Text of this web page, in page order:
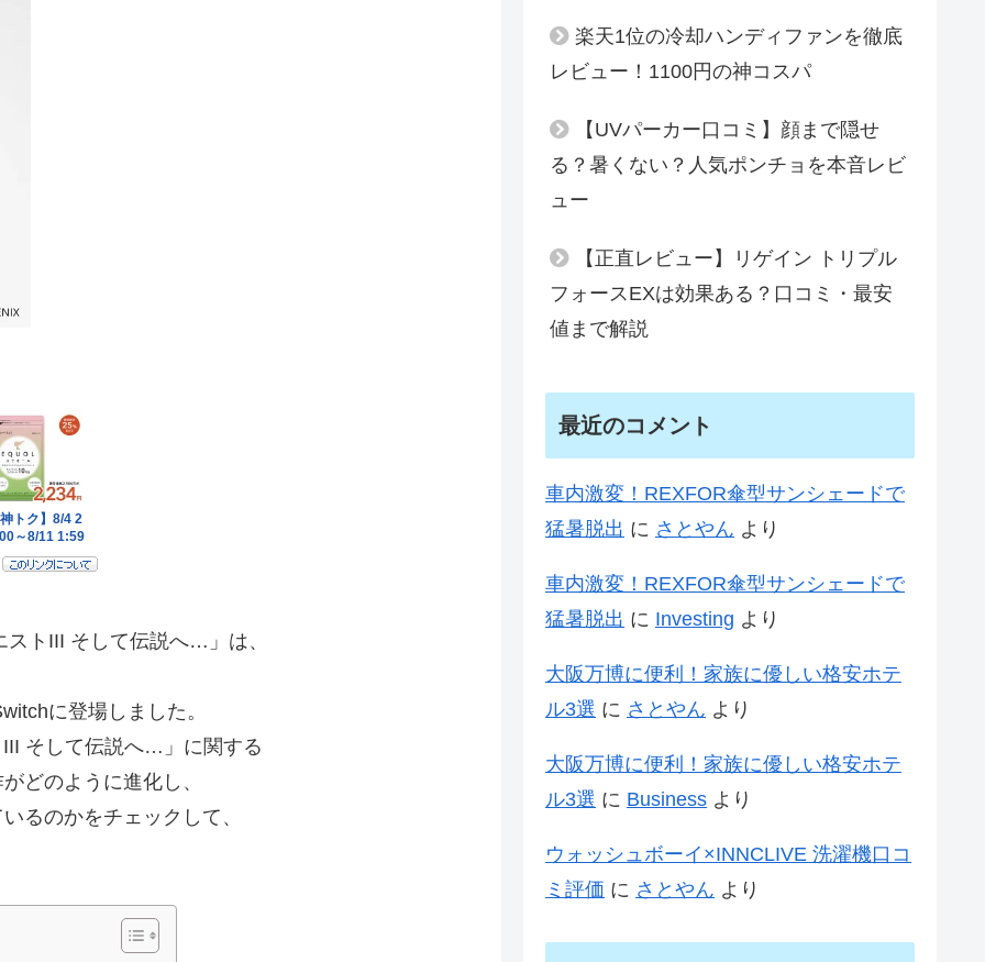
トIII そして伝説へ…」は、
に登場しました。
そして伝説へ…」に関する
どのように進化し、
るのかをチェックして、
楽天1位の冷却ハンディファンを徹底
レビュー！1100円の神コスパ
【UVパーカー口コミ】顔まで隠せ
る？暑くない？人気ポンチョを本音レビ
ュー
【正直レビュー】リゲイン トリプル
フォースEXは効果ある？口コミ・最安
値まで解説
最近のコメント
車内激変！REXFOR傘型サンシェードで
猛暑脱出 に さとやん より
車内激変！REXFOR傘型サンシェードで
猛暑脱出 に Investing より
大阪万博に便利！家族に優しい格安ホテ
ル3選 に さとやん より
大阪万博に便利！家族に優しい格安ホテ
ル3選 に Business より
ウォッシュボーイ×INNCLIVE 洗濯機口コ
ミ評価 に さとやん より